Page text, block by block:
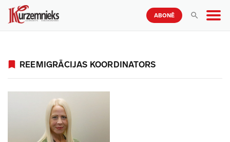
ABONĒ
REEMIGRĀCIJAS KOORDINATORS